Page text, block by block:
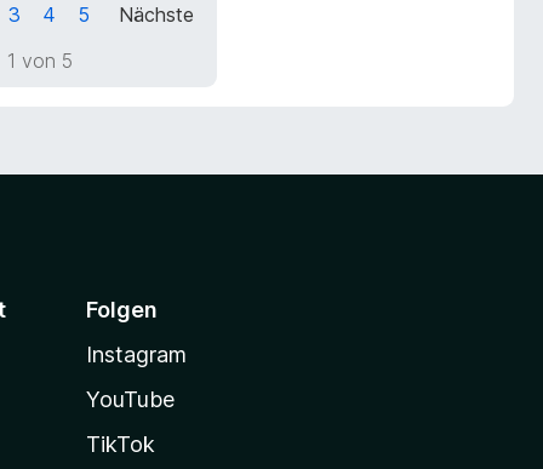
3 4 5
Nächste
von 5
Folgen
Instagram
YouTube
TikTok